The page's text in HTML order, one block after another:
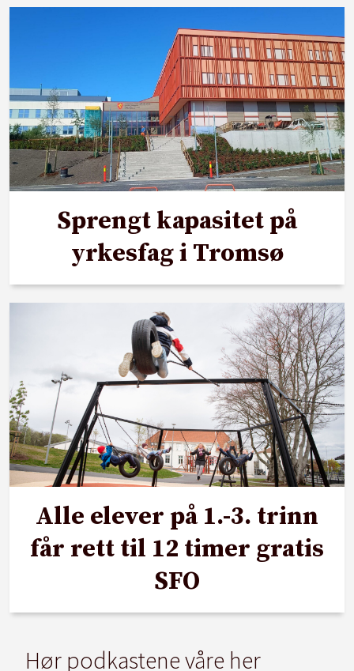
Sprengt kapasitet på
yrkesfag i Tromsø
Alle elever på 1.-3. trinn
får rett til 12 timer gratis
SFO
Hør podkastene våre her